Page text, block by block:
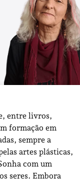
entre livros,
formação em
sempre a
artes plásticas,
com um
seres. Embora